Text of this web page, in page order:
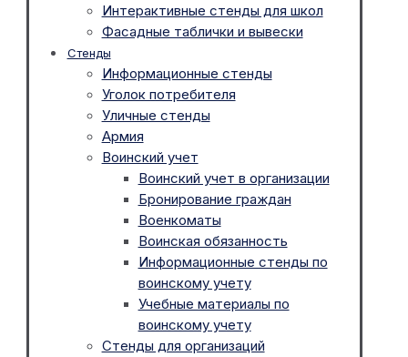
Интерактивные стенды для школ
Фасадные таблички и вывески
Стенды
Информационные стенды
Уголок потребителя
Уличные стенды
Армия
Воинский учет
Воинский учет в организации
Бронирование граждан
Военкоматы
Воинская обязанность
Информационные стенды по
воинскому учету
Учебные материалы по
воинскому учету
Стенды для организаций